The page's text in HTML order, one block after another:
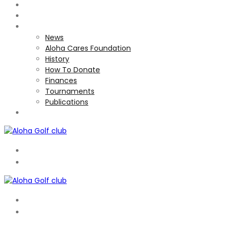
News
Aloha Cares Foundation
History
How To Donate
Finances
Tournaments
Publications